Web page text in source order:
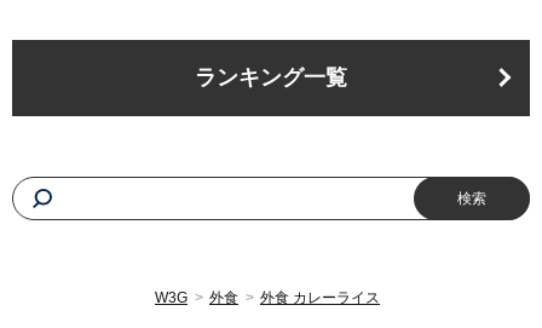
2023年7月 732円
2023年6月 730円
2023年4月 729円
ランキング一覧
W3G 外食 外食 カレーライス